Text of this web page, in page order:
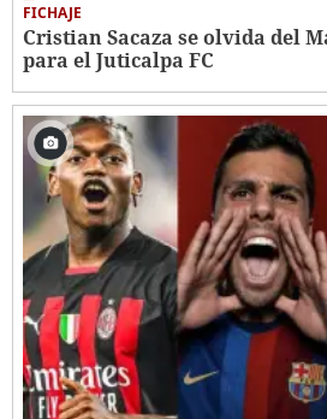
FICHAJE
Cristian Sacaza se olvida del
para el Juticalpa FC